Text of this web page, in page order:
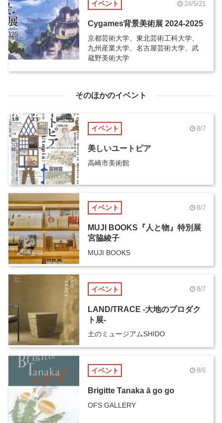
イベント 24/5/21
Cygames背景美術展 2024-2025
京都芸術大学、東北芸術工科大学、
九州産業大学、名古屋芸術大学、武
蔵野美術大学
そのほかのイベント
イベント 8/7
美しいユートピア
高崎市美術館
イベント 8/7
MUJI BOOKS『人と物』特別展
宮脇綾子
MUJI BOOKS
イベント 8/7
LAND/TRACE -大地のプロダク
ト展-
土のミュージアムSHIDO
イベント 8/6
Brigitte Tanaka ā go go
OFS GALLERY